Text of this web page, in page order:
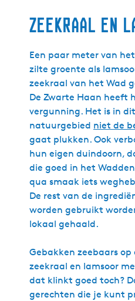
Zeekraal en
Een paar meter van
zilte groente als
zeekraal van het Wad
De Zwarte Haan heeft
vergunning. Het is in
natuurgebied niet de
gaat plukken. Ook
hun eigen duindoorn,
die goed in het
qua smaak iets
De rest van de
worden gebruikt
lokaal gehaald.
Gebakken zeebaars op
zeekraal en lamsoor
dat klinkt goed toch?
gerechten die je kunt